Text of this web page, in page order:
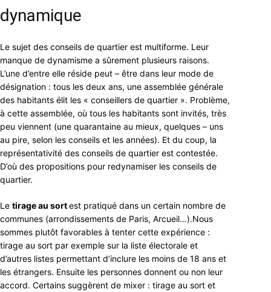
dynamique
Le sujet des conseils de quartier est multiforme. Leur
manque de dynamisme a sûrement plusieurs raisons.
L’une d’entre elle réside peut – être dans leur mode de
désignation : tous les deux ans, une assemblée générale
des habitants élit les « conseillers de quartier ». Problème,
à cette assemblée, où tous les habitants sont invités, très
peu viennent (une quarantaine au mieux, quelques – uns
au pire, selon les conseils et les années). Et du coup, la
représentativité des conseils de quartier est contestée.
D’où des propositions pour redynamiser les conseils de
quartier.
Le tirage au sortest pratiqué dans un certain nombre de
communes (arrondissements de Paris, Arcueil…).Nous
sommes plutôt favorables à tenter cette expérience :
tirage au sort par exemple sur la liste électorale et
d’autres listes permettant d’inclure les moins de 18 ans et
les étrangers. Ensuite les personnes donnent ou non leur
accord. Certains suggèrent de mixer : tirage au sort et